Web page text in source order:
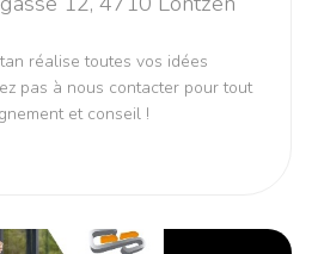
réalise toutes vos idées
pas à nous contacter pour tout
et conseil !